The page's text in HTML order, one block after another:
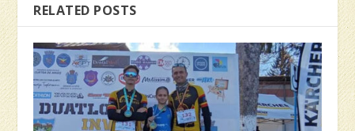
RELATED POSTS